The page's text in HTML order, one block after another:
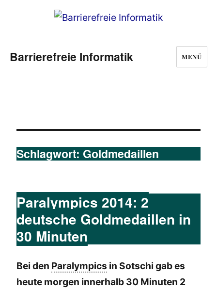
Barrierefreie Informatik MENÜ
Schlagwort: Goldmedaillen
Paralympics 2014: 2
deutsche Goldmedaillen in
30 Minuten
Bei den Paralympics in Sotschi gab es
heute morgen innerhalb 30 Minuten 2